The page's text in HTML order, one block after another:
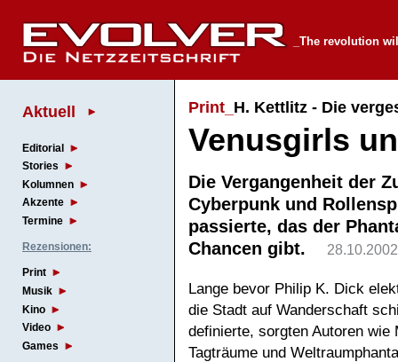
_The revolution
Aktuell
Editorial
Stories
Kolumnen
Akzente
Termine
Rezensionen:
Print
Musik
Kino
Video
Games
Print_ H. Kettlitz - Die
Venusgirls
Die Vergangenheit der
Cyberpunk und
passierte, das der
Chancen gibt.
28.10.2002
Lange bevor Philip K. Dick
die Stadt auf Wanderschaft
definierte, sorgten Autoren
Tagträume und